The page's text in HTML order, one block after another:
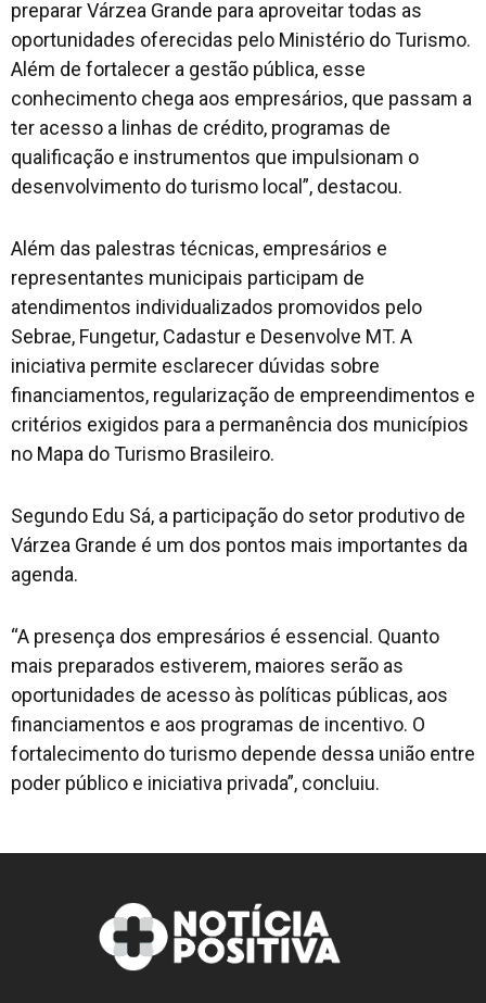
preparar Várzea Grande para aproveitar todas as
oportunidades oferecidas pelo Ministério do Turismo.
Além de fortalecer a gestão pública, esse
conhecimento chega aos empresários, que passam a
ter acesso a linhas de crédito, programas de
qualificação e instrumentos que impulsionam o
desenvolvimento do turismo local”, destacou.
Além das palestras técnicas, empresários e
representantes municipais participam de
atendimentos individualizados promovidos pelo
Sebrae, Fungetur, Cadastur e Desenvolve MT. A
iniciativa permite esclarecer dúvidas sobre
financiamentos, regularização de empreendimentos e
critérios exigidos para a permanência dos municípios
no Mapa do Turismo Brasileiro.
Segundo Edu Sá, a participação do setor produtivo de
Várzea Grande é um dos pontos mais importantes da
agenda.
“A presença dos empresários é essencial. Quanto
mais preparados estiverem, maiores serão as
oportunidades de acesso às políticas públicas, aos
financiamentos e aos programas de incentivo. O
fortalecimento do turismo depende dessa união entre
poder público e iniciativa privada”, concluiu.